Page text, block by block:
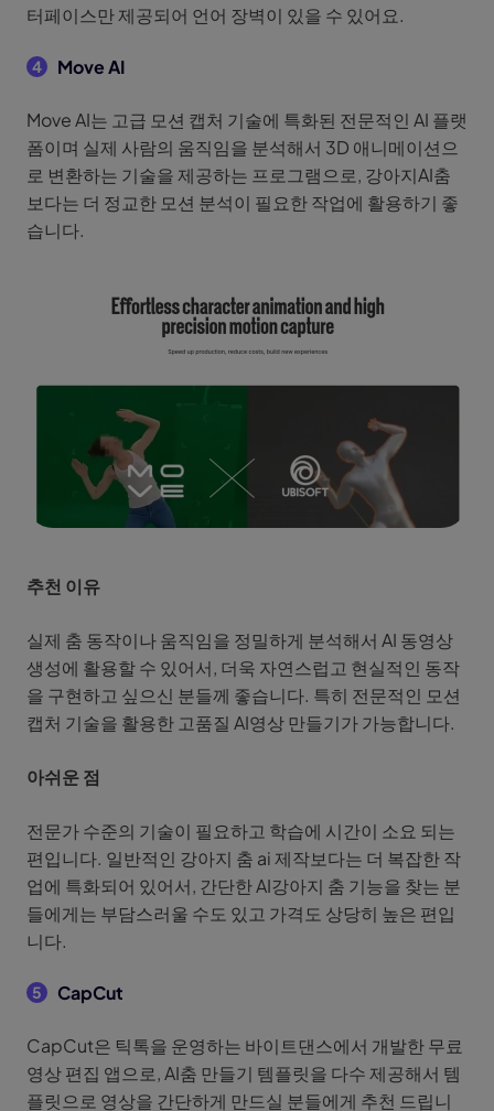
터페이스만 제공되어 언어 장벽이 있을 수 있어요.
4 Move AI
Move AI는 고급 모션 캡처 기술에 특화된 전문적인 AI 플랫
폼이며 실제 사람의 움직임을 분석해서 3D 애니메이션으
로 변환하는 기술을 제공하는 프로그램으로, 강아지AI춤
보다는 더 정교한 모션 분석이 필요한 작업에 활용하기 좋
습니다.
추천 이유
실제 춤 동작이나 움직임을 정밀하게 분석해서 AI 동영상
생성에 활용할 수 있어서, 더욱 자연스럽고 현실적인 동작
을 구현하고 싶으신 분들께 좋습니다. 특히 전문적인 모션
캡처 기술을 활용한 고품질 AI영상 만들기가 가능합니다.
아쉬운 점
전문가 수준의 기술이 필요하고 학습에 시간이 소요 되는
편입니다. 일반적인 강아지 춤 ai 제작보다는 더 복잡한 작
업에 특화되어 있어서, 간단한 AI강아지 춤 기능을 찾는 분
들에게는 부담스러울 수도 있고 가격도 상당히 높은 편입
니다.
5 CapCut
CapCut은 틱톡을 운영하는 바이트댄스에서 개발한 무료
영상 편집 앱으로, AI춤 만들기 템플릿을 다수 제공해서 템
플릿으로 영상을 간단하게 만드실 분들에게 추천 드립니